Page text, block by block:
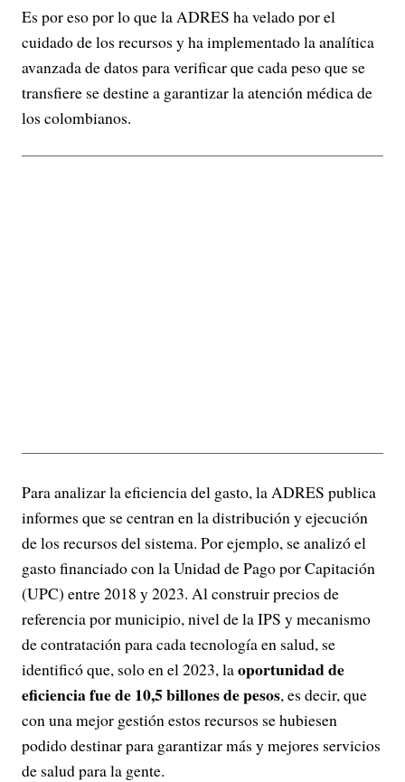
Es por eso por lo que la ADRES ha velado por el
cuidado de los recursos y ha implementado la analítica
avanzada de datos para verificar que cada peso que se
transfiere se destine a garantizar la atención médica de
los colombianos.
Para analizar la eficiencia del gasto, la ADRES publica
informes que se centran en la distribución y ejecución
de los recursos del sistema. Por ejemplo, se analizó el
gasto financiado con la Unidad de Pago por Capitación
(UPC) entre 2018 y 2023. Al construir precios de
referencia por municipio, nivel de la IPS y mecanismo
de contratación para cada tecnología en salud, se
identificó que, solo en el 2023, laoportunidad de
eficiencia fue de 10,5 billones de pesos, es decir, que
con una mejor gestión estos recursos se hubiesen
podido destinar para garantizar más y mejores servicios
de salud para la gente.